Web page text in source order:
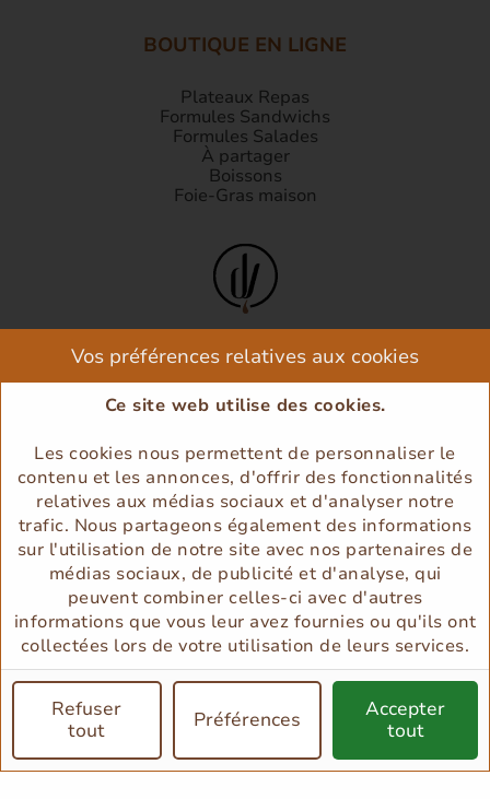
Vos préférences relatives aux cookies
Ce site web utilise des cookies.
Les cookies nous permettent de personnaliser le
contenu et les annonces, d'offrir des fonctionnalités
relatives aux médias sociaux et d'analyser notre
trafic. Nous partageons également des informations
sur l'utilisation de notre site avec nos partenaires de
médias sociaux, de publicité et d'analyse, qui
peuvent combiner celles-ci avec d'autres
informations que vous leur avez fournies ou qu'ils ont
collectées lors de votre utilisation de leurs services.
Refuser
tout
Préférences
Accepter
tout
05 57 84 90 13
BOUTIQUE EN LIGNE
Plateaux Repas
Formules Sandwichs
Formules Salades
À partager
Boissons
Foie-Gras maison
Politique de confidentialité Mentions légales